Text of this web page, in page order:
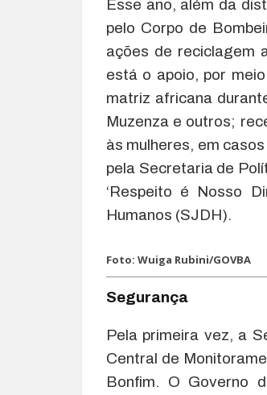
Esse ano, além da
pelo Corpo de
ações de reciclagem
está o apoio, por
matriz africana
Muzenza e outros;
às mulheres, em
pela Secretaria de
‘Respeito é Nosso
Humanos (SJDH).
Foto: Wuiga Rubini/GOVBA
Segurança
Pela primeira vez, a
Central de
Bonfim. O Governo